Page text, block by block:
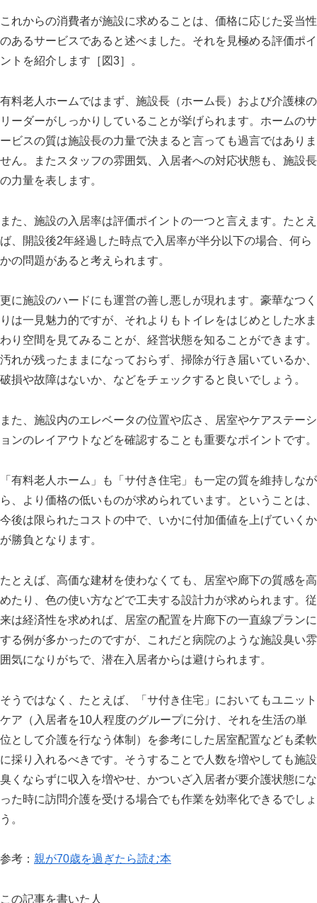
これからの消費者が施設に求めることは、価格に応じた妥当性
のあるサービスであると述べました。それを見極める評価ポイ
ントを紹介します［図3］。
有料老人ホームではまず、施設長（ホーム長）および介護棟の
リーダーがしっかりしていることが挙げられます。ホームのサ
ービスの質は施設長の力量で決まると言っても過言ではありま
せん。またスタッフの雰囲気、入居者への対応状態も、施設長
の力量を表します。
また、施設の入居率は評価ポイントの一つと言えます。たとえ
ば、開設後2年経過した時点で入居率が半分以下の場合、何ら
かの問題があると考えられます。
更に施設のハードにも運営の善し悪しが現れます。豪華なつく
りは一見魅力的ですが、それよりもトイレをはじめとした水ま
わり空間を見てみることが、経営状態を知ることができます。
汚れが残ったままになっておらず、掃除が行き届いているか、
破損や故障はないか、などをチェックすると良いでしょう。
また、施設内のエレベータの位置や広さ、居室やケアステーシ
ョンのレイアウトなどを確認することも重要なポイントです。
「有料老人ホーム」も「サ付き住宅」も一定の質を維持しなが
ら、より価格の低いものが求められています。ということは、
今後は限られたコストの中で、いかに付加価値を上げていくか
が勝負となります。
たとえば、高価な建材を使わなくても、居室や廊下の質感を高
めたり、色の使い方などで工夫する設計力が求められます。従
来は経済性を求めれば、居室の配置を片廊下の一直線プランに
する例が多かったのですが、これだと病院のような施設臭い雰
囲気になりがちで、潜在入居者からは避けられます。
そうではなく、たとえば、「サ付き住宅」においてもユニット
ケア（入居者を10 人程度のグループに分け、それを生活の単
位として介護を行なう体制）を参考にした居室配置なども柔軟
に採り入れるべきです。そうすることで人数を増やしても施設
臭くならずに収入を増やせ、かついざ入居者が要介護状態にな
った時に訪問介護を受ける場合でも作業を効率化できるでしょ
う。
参考： 親が70歳を過ぎたら読む本
この記事を書いた人